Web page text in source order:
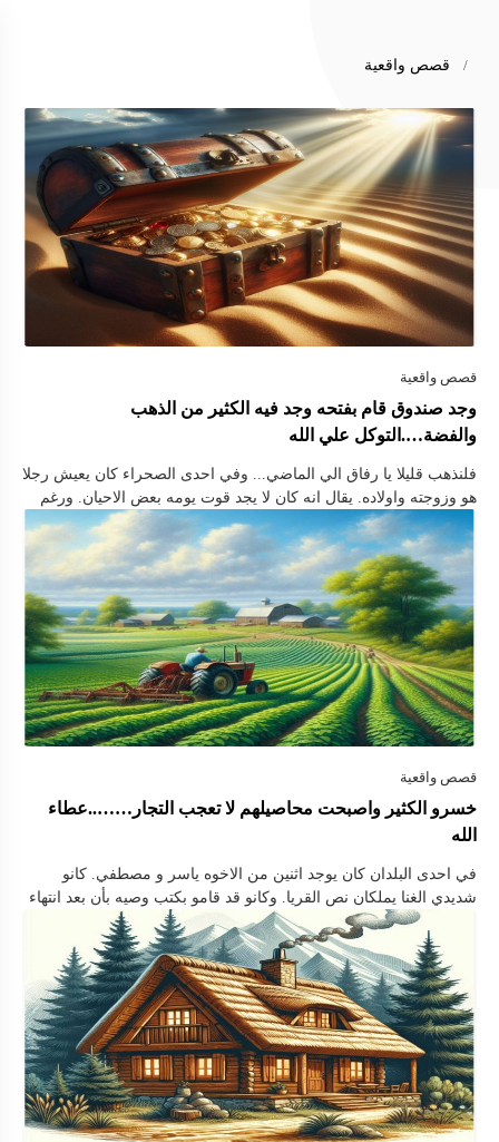
قصص واقعية
وجد صندوق قام بفتحه وجد فيه الكثير من الذهب
والفضة….التوكل علي الله
فلنذهب قليلا يا رفاق الي الماضي... وفي احدى الصحراء كان يعيش رجلا
هو وزوجته واولاده. يقال انه كان لا يجد قوت يومه بعض الاحيان. ورغم
هذا كان رجلا صبورا لا يشتكي …
خسرو الكثير واصبحت محاصيلهم لا تعجب التجار……..عطاء
الله
في احدى البلدان كان يوجد اثنين من الاخوه ياسر و مصطفي. كانو
شديدي الغنا يملكان نص القريا. وكانو قد قامو بكتب وصيه بأن بعد انتهاء
حياتهم. أن يشترك جميع اولادهم …